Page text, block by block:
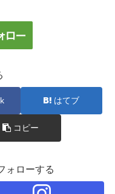
はてブ
コピー
ォローする